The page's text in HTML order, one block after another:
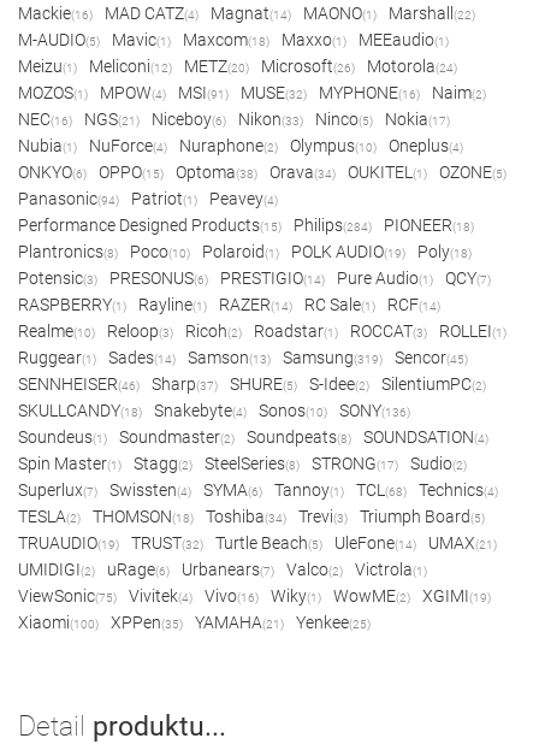
Mackie(16) MAD CATZ(4) Magnat(14) MAONO(1) Marshall (22)
M-AUDIO(5) Mavic(1) Maxcom(18) Maxxo(1) MEEaudio(1)
Meizu(1) Meliconi(12) METZ(20) Microsoft(26) Motorola(24)
MOZOS(1) MPOW(4) MSI(91) MUSE(32) MYPHONE(16) Naim(2)
NEC(16) NGS(21) Niceboy(6) Nikon(33) Ninco(5) Nokia(17)
Nubia(1) NuForce(4) Nuraphone(2) Olympus(10) Oneplus(4)
ONKYO(6) OPPO(15) Optoma(38) Orava(34) OUKITEL (1) OZONE(5)
Panasonic(94) Patriot(1) Peavey(4)
Performance Designed Products(15) Philips(284) PIONEER(18)
Plantronics(8) Poco(10) Polaroid(1) POLK AUDIO(19) Poly(18)
Potensic(3) PRESONUS(6) PRESTIGIO(14) Pure Audio(1) QCY(7)
RASPBERRY(1) Rayline(1) RAZER(14) RC Sale(1) RCF(14)
Realme(10) Reloop(3) Ricoh(2) Roadstar(1) ROCCAT(3) ROLLEI(1)
Ruggear(1) Sades(14) Samson(13) Samsung(319) Sencor(45)
SENNHEISER(46) Sharp(37) SHURE(5) S-Idee(2) SilentiumPC(2)
SKULLCANDY(18) Snakebyte(4) Sonos(10) SONY(136)
Soundeus(1) Soundmaster(2) Soundpeats(8) SOUNDSATION(4)
Spin Master(1) Stagg(2) SteelSeries(8) STRONG(17) Sudio(2)
Superlux(7) Swissten(4) SYMA(6) Tannoy(1) TCL (68) Technics(4)
TESLA(2) THOMSON(18) Toshiba(34) Trevi(3) Triumph Board(5)
TRUAUDIO(19) TRUST(32) Turtle Beach(5) UleFone(14) UMAX(21)
UMIDIGI(2) uRage(6) Urbanears(7) Valco(2) Victrola(1)
ViewSonic(75) Vivitek(4) Vivo(16) Wiky(1) WowME(2) XGIMI(19)
Xiaomi(100) XPPen(35) YAMAHA(21) Yenkee(25)
Detail produktu...